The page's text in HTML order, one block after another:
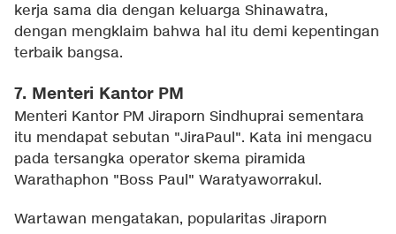
kerja sama dia dengan keluarga Shinawatra,
dengan mengklaim bahwa hal itu demi kepentingan
terbaik bangsa.
7. Menteri Kantor PM
Menteri Kantor PM Jiraporn Sindhuprai sementara
itu mendapat sebutan "JiraPaul". Kata ini mengacu
pada tersangka operator skema piramida
Warathaphon "Boss Paul" Waratyaworrakul.
Wartawan mengatakan, popularitas Jiraporn